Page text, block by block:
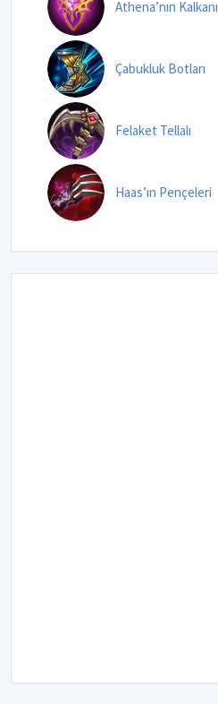
Athena’nın Kalkanı
Çabukluk Botları
Felaket Tellalı
Haas’ın Pençeleri